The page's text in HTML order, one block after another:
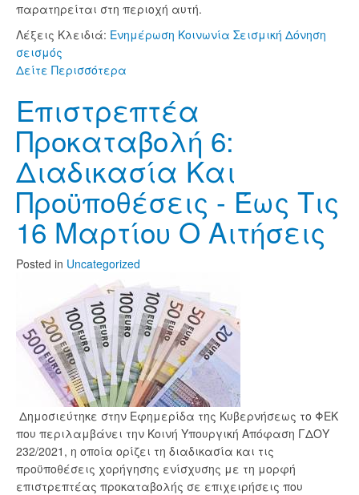
παρατηρείται στη περιοχή αυτή.
Λέξεις Κλειδιά: Ενημέρωση Κοινωνία Σεισμική Δόνηση
σεισμός
Δείτε Περισσότερα
Επιστρεπτέα
Προκαταβολή 6:
Διαδικασία Και
Προϋποθέσεις - Έως Τις
16 Μαρτίου Ο Αιτήσεις
Posted in Uncategorized
Δημοσιεύτηκε στην Εφημερίδα της Κυβερνήσεως το ΦΕΚ
που περιλαμβάνει την Κοινή Υπουργική Απόφαση ΓΔΟΥ
232/2021, η οποία ορίζει τη διαδικασία και τις
προϋποθέσεις χορήγησης ενίσχυσης με τη μορφή
επιστρεπτέας προκαταβολής σε επιχειρήσεις που